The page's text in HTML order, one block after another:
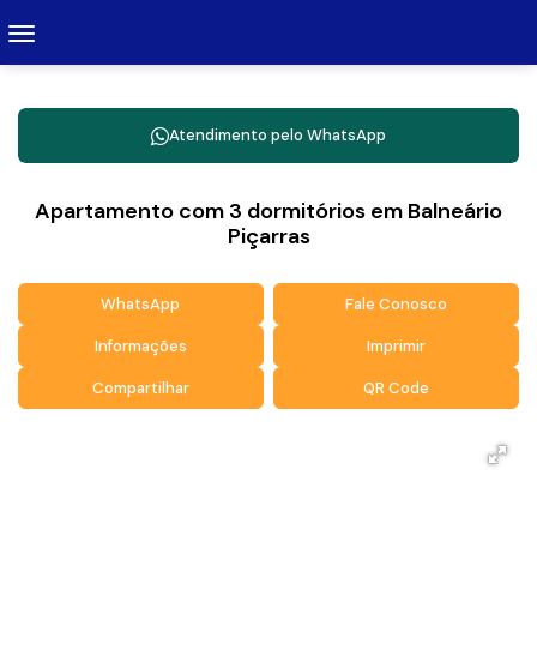
Atendimento pelo WhatsApp
Apartamento com 3 dormitórios em Balneário
Piçarras
WhatsApp Fale Conosco
Informações Imprimir
Compartilhar QR Code